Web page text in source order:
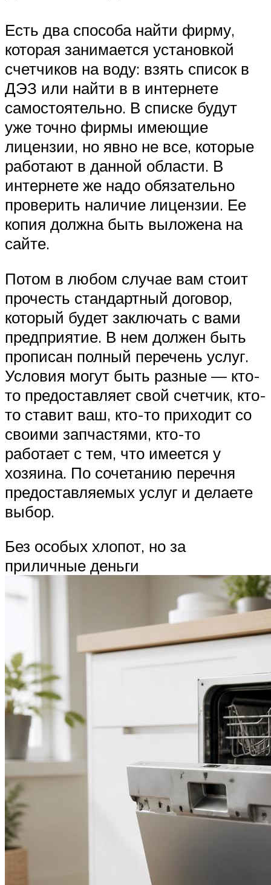
Есть два способа найти фирму,
которая занимается установкой
счетчиков на воду: взять список в
ДЭЗ или найти в в интернете
самостоятельно. В списке будут
уже точно фирмы имеющие
лицензии, но явно не все, которые
работают в данной области. В
интернете же надо обязательно
проверить наличие лицензии. Ее
копия должна быть выложена на
сайте.
Потом в любом случае вам стоит
прочесть стандартный договор,
который будет заключать с вами
предприятие. В нем должен быть
прописан полный перечень услуг.
Условия могут быть разные — кто-
то предоставляет свой счетчик, кто-
то ставит ваш, кто-то приходит со
своими запчастями, кто-то
работает с тем, что имеется у
хозяина. По сочетанию перечня
предоставляемых услуг и делаете
выбор.
Без особых хлопот, но за
приличные деньги